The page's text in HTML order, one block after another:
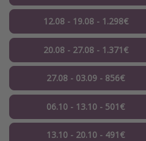
12.08 - 19.08 - 1.298€
20.08 - 27.08 - 1.371€
27.08 - 03.09 - 856€
06.10 - 13.10 - 501€
13.10 - 20.10 - 491€